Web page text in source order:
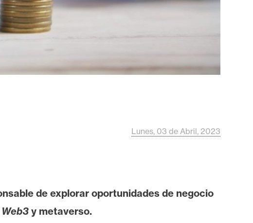
Lunes, 03 de Abril, 2023
de explorar oportunidades de negocio
Web3y metaverso.